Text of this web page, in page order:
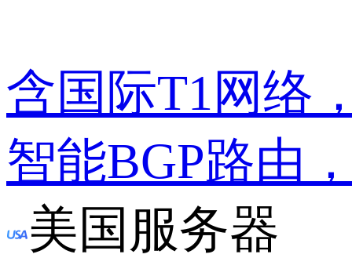
含国际T1网络
智能BGP路由
美国服务器